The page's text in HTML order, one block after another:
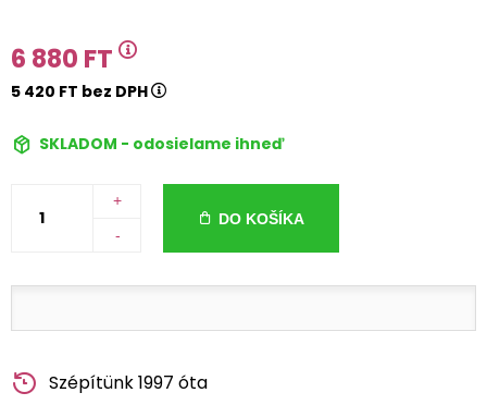
6 880 FT
5 420 FT bez DPH
SKLADOM - odosielame ihneď
+
-
DO KOŠÍKA
Szépítünk 1997 óta